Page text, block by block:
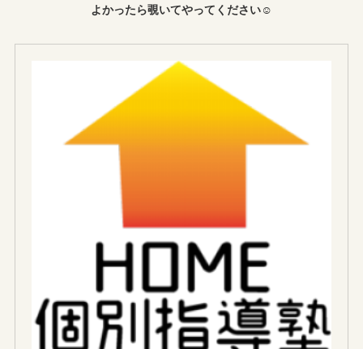
よかったら覗いてやってください☺︎